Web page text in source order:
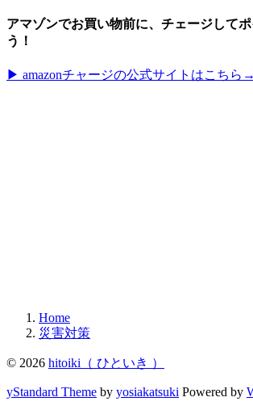
アマゾンでお買い物前に、チェージして
う！
▶︎ amazonチャージの公式サイトはこちら→
Home
災害対策
© 2026 hitoiki（ ひといき ）
yStandard Theme by yosiakatsuki Powered by